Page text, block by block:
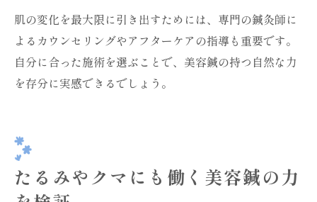
肌の変化を最大限に引き出すためには、専門の鍼灸師に
よるカウンセリングやアフターケアの指導も重要です。
自分に合った施術を選ぶことで、美容鍼の持つ自然な力
を存分に実感できるでしょう。
たるみやクマにも働く美容鍼の力